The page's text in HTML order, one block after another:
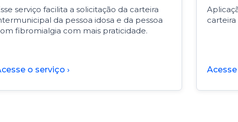
serviço facilita a solicitação da carteira
da pessoa idosa e da pessoa
fibromialgia com mais praticidade.
o serviço › Acesse